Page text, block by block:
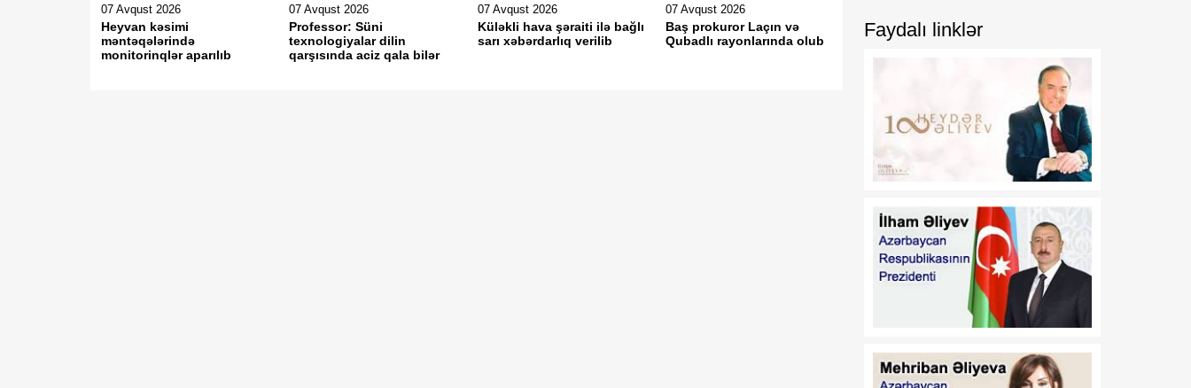
07 Avqust 2026
Heyvan kəsimi
məntəqələrində
monitorinqlər aparılıb
07 Avqust 2026
Professor: Süni
texnologiyalar dilin
qarşısında aciz qala bilər
07 Avqust 2026
Küləkli hava şəraiti ilə bağlı
sarı xəbərdarlıq verilib
07 Avqust 2026
Baş prokuror Laçın və
Qubadlı rayonlarında olub
Tarixi Vaşinqton görüşü
14:09
08 Avqust
Rusiya regionlarına PUA
yeddi nəfər xəsarət alıb
13:42
08 Avqust
Sülh və strateji tərəfdaşlıq
oyun qaydalarını dəyişir
08 Avqust
Valeri Çeçelaşvili:
Vaşinqton Sammiti Cənubi
Qafqazda sülh üçün
13:32
08 Avqust
Vaşinqton görüşləri
13:19
Faydalı linklər